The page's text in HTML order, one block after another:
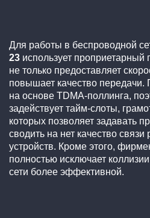
Для работы в беспроводной
23 использует проприетарный
не только предоставляет
повышает качество передачи.
на основе TDMA-поллинга,
задействует тайм-слоты,
которых позволяет задавать
сводить на нет качество
устройств. Кроме этого,
полностью исключает
сети более эффективной.